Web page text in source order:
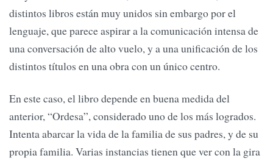
distintos libros están muy unidos sin embargo por el
lenguaje, que parece aspirar a la comunicación intensa de
una conversación de alto vuelo, y a una unificación de los
distintos títulos en una obra con un único centro.
En este caso, el libro depende en buena medida del
anterior, “Ordesa”, considerado uno de los más logrados.
Intenta abarcar la vida de la familia de sus padres, y de su
propia familia. Varias instancias tienen que ver con la gira